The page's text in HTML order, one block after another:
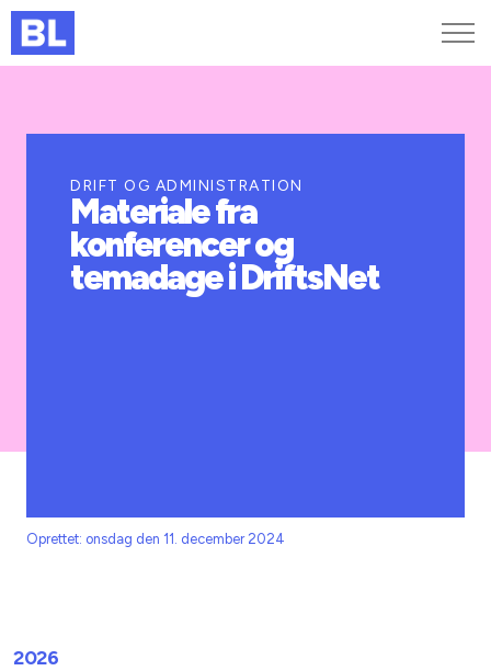
Kurser og arrangementer
Jobportalen
DRIFT OG ADMINISTRATION
Materiale fra
konferencer og
temadage i DriftsNet
Oprettet: onsdag den 11. december 2024
2026